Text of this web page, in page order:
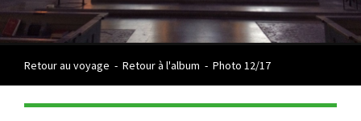
Retour au voyage - Retour à l'album - Photo 12/17